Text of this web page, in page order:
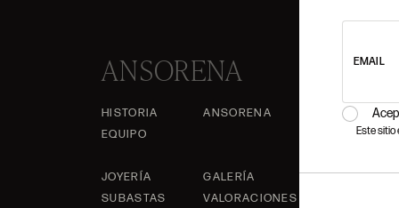
EMAIL
Este sitio
ANSORENA
HISTORIA
ANSORENA
EQUIPO
JOYERÍA
GALERÍA
SUBASTAS
VALORACIONES